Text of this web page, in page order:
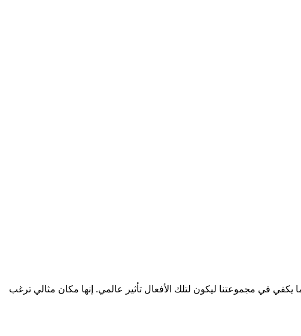
في مجموعتنا ليكون لتلك الأفعال تأثير عالمي. إنها مكان مثالي ترغب